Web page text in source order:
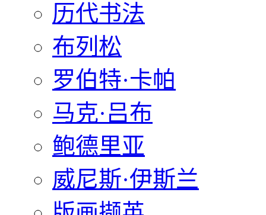
历代书法
布列松
罗伯特·卡帕
马克·吕布
鲍德里亚
威尼斯·伊斯兰